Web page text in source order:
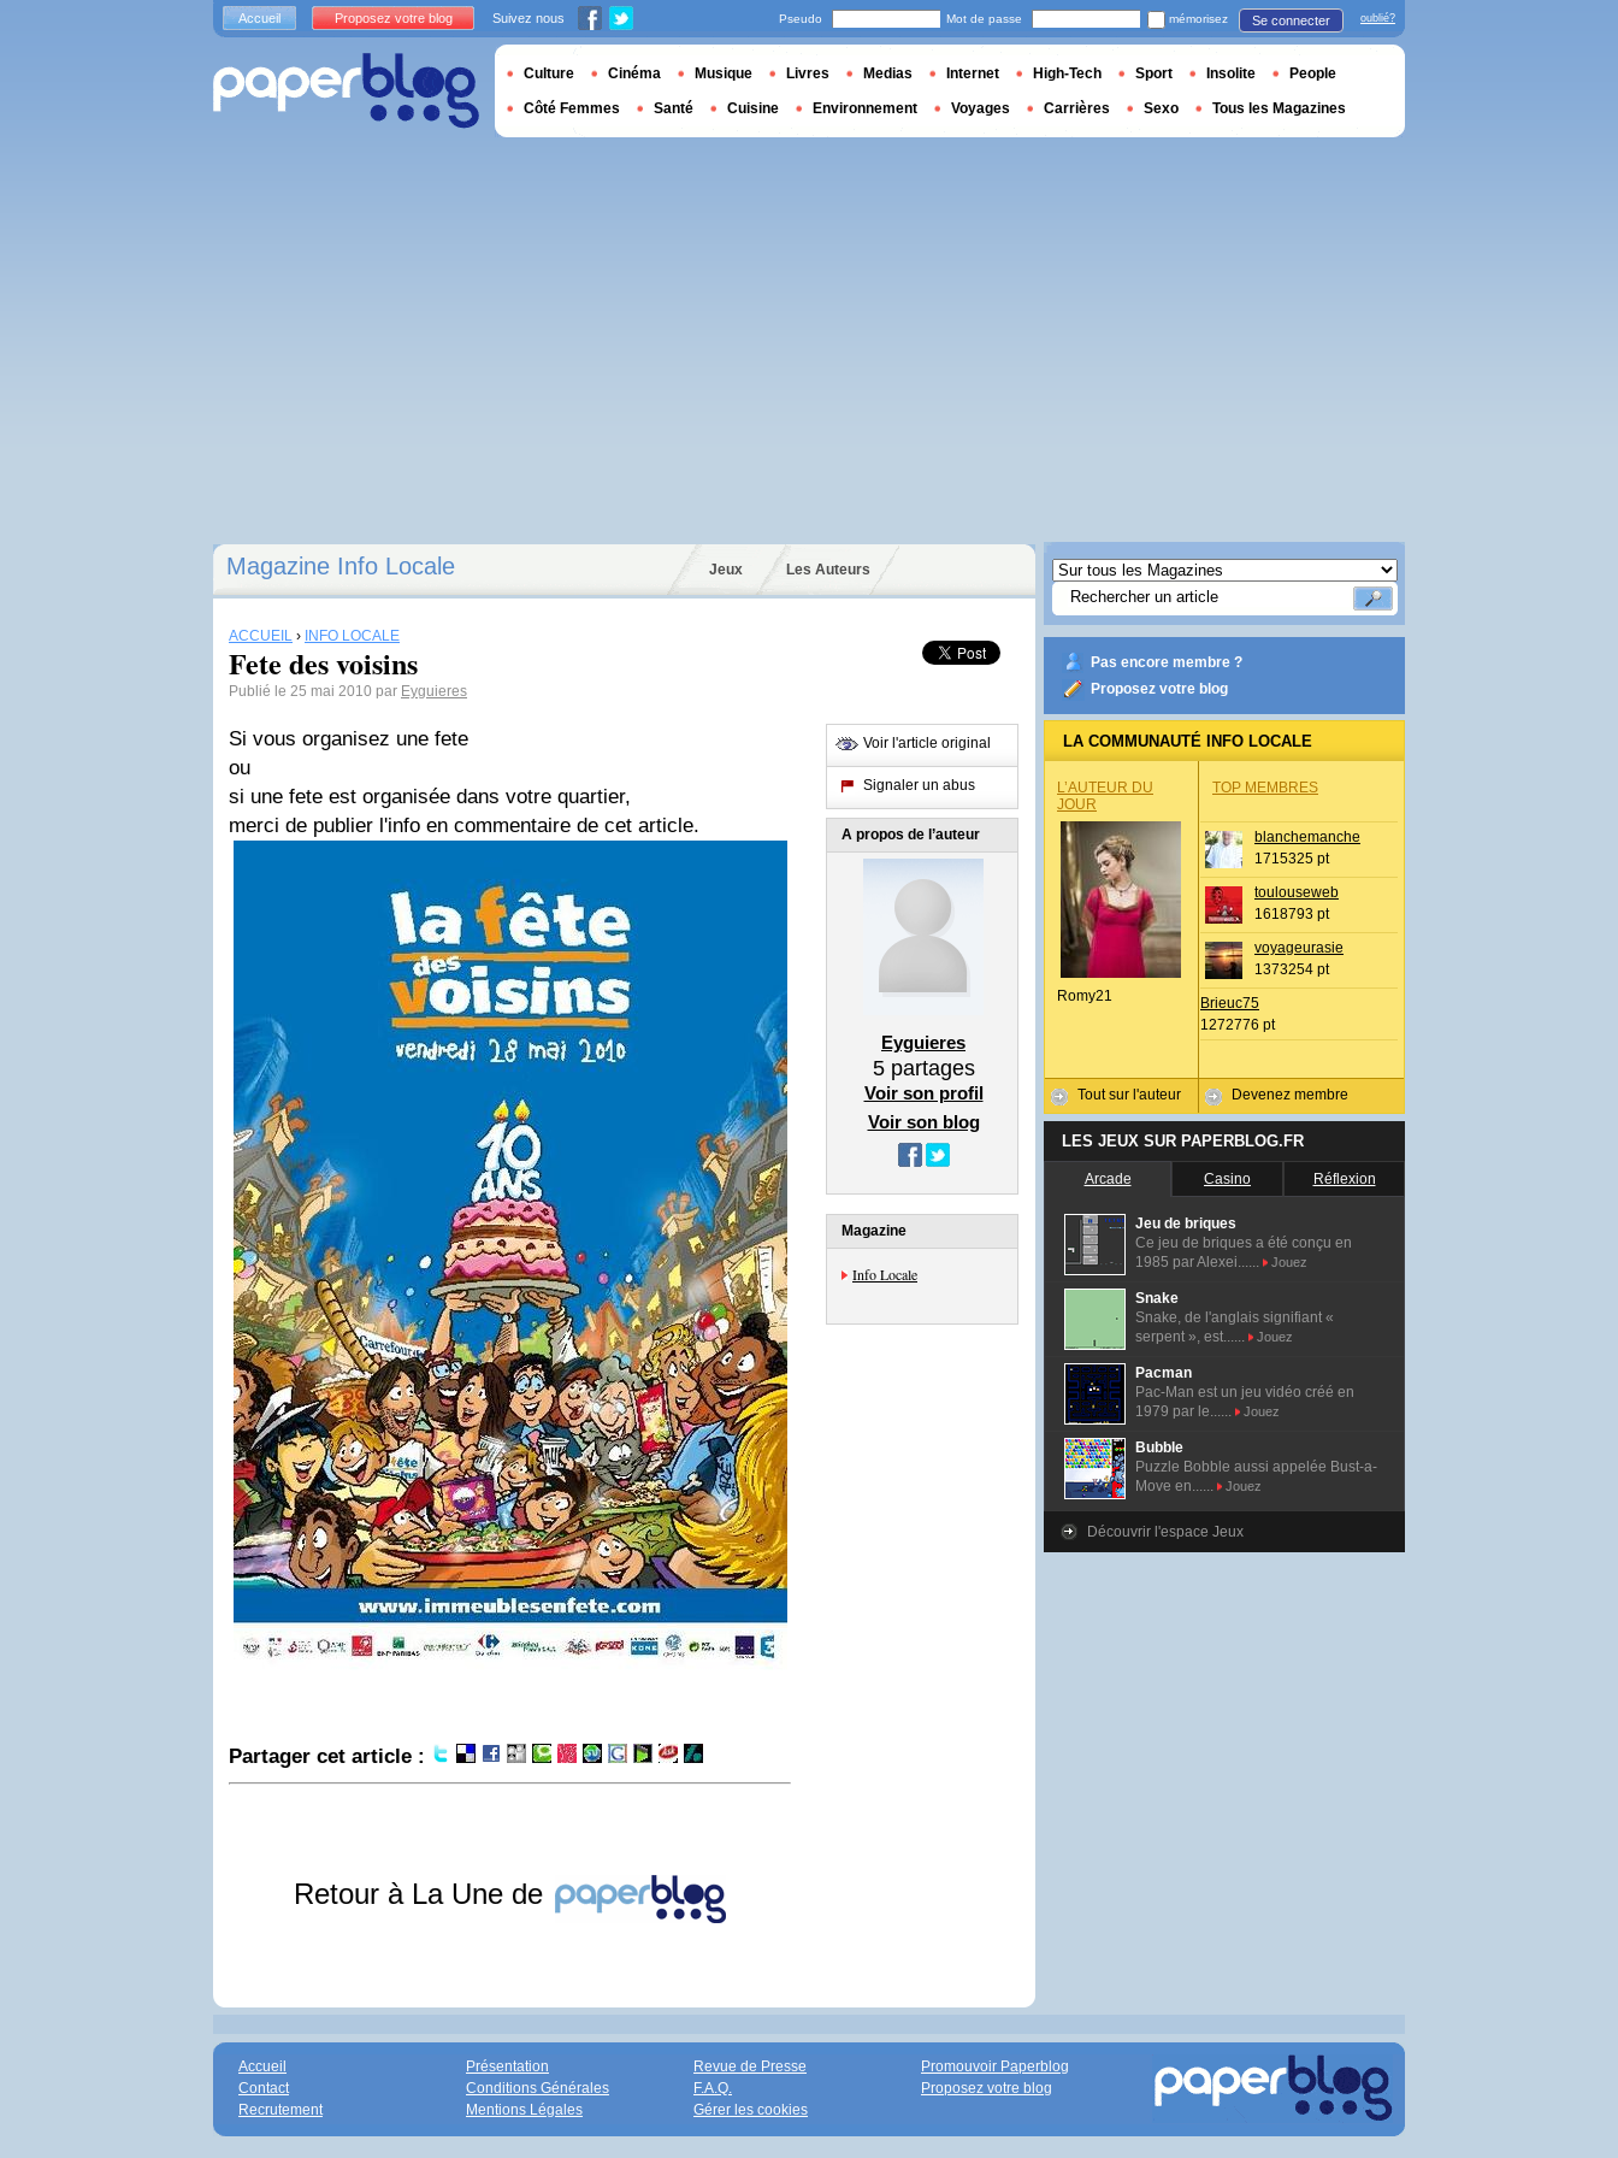
Magazine Info Locale Jeux Les Auteurs
ACCUEIL › INFO LOCALE
Fete des voisins
Publié le 25 mai 2010 par Eyguieres
Si vous organisez une fete
ou
si une fete est organisée dans votre quartier,
merci de publier l'info en commentaire de cet article.
Partager cet article :
Retour à La Une de
Voir l'article original
Signaler un abus
A propos de l’auteur
Eyguieres
5partages
Voir son profil
Voir son blog
Magazine
Info Locale
Pas encore membre ?
Proposez votre blog
LA COMMUNAUTÉ INFO LOCALE
L’AUTEUR DU
JOUR
Romy21
Tout sur l'auteur
TOP MEMBRES
blanchemanche
1715325 pt
toulouseweb
1618793 pt
voyageurasie
1373254 pt
Brieuc75
1272776 pt
Devenez membre
LES JEUX SUR PAPERBLOG.FR
Arcade Casino Réflexion
Jeu de briques
Ce jeu de briques a été conçu en
1985 par Alexei......
Jouez
Snake
Snake, de l'anglais signifiant «
serpent », est......
Jouez
Pacman
Pac-Man est un jeu vidéo créé en
1979 par le......
Jouez
Bubble
Puzzle Bobble aussi appelée Bust-a-
Move en......
Jouez
Découvrir l'espace Jeux
Accueil Proposez votre blog Suivez nous Pseudo Mot de passe mémorisez Se connecter oublié?
Culture Cinéma Musique Livres Medias Internet High-Tech Sport Insolite People
Côté Femmes Santé Cuisine Environnement Voyages Carrières Sexo Tous les Magazines
Accueil
Contact
Recrutement
Présentation
Conditions Générales
Mentions Légales
Revue de Presse
F.A.Q.
Gérer les cookies
Promouvoir Paperblog
Proposez votre blog